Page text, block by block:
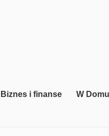
Biznes i finanse W